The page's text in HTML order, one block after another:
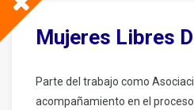
Mujeres Libres
Parte del trabajo como
acompañamiento en el